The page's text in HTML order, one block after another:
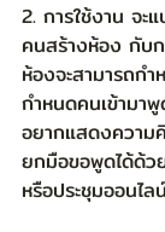
2. การใช้งาน จ
คนสร้างห้อง กับ
ห้องจะสามารถก
กำหนดคนเข้ามา
อยากแสดงความ
ยกมือขอพูดได้ด้
หรือประชุมออนไล